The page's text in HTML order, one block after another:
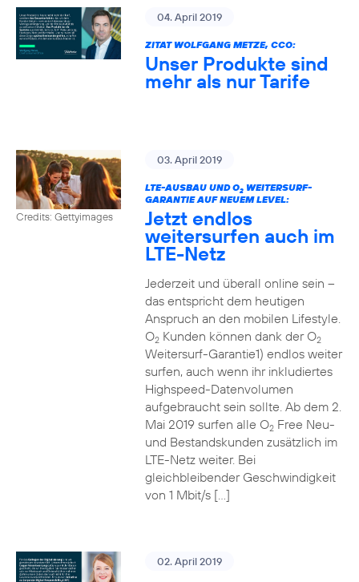
04. April 2019
ZITAT WOLFGANG METZE, CCO:
Unser Produkte sind
mehr als nur Tarife
Credits: Gettyimages
03. April 2019
LTE-AUSBAU UND O2WEITERSURF-
GARANTIE AUF NEUEM LEVEL:
Jetzt endlos
weitersurfen auch im
LTE-Netz
Jederzeit und überall online sein –
das entspricht dem heutigen
Anspruch an den mobilen Lifestyle.
O2Kunden können dank der O2
Weitersurf-Garantie1) endlos weiter
surfen, auch wenn ihr inkludiertes
Highspeed-Datenvolumen
aufgebraucht sein sollte. Ab dem 2.
Mai 2019 surfen alle O2Free Neu-
und Bestandskunden zusätzlich im
LTE-Netz weiter. Bei
gleichbleibender Geschwindigkeit
von 1 Mbit/s […]
02. April 2019